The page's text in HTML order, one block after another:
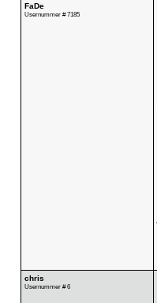
FaDe
Usernummer # 7185
chris
Usernummer # 6